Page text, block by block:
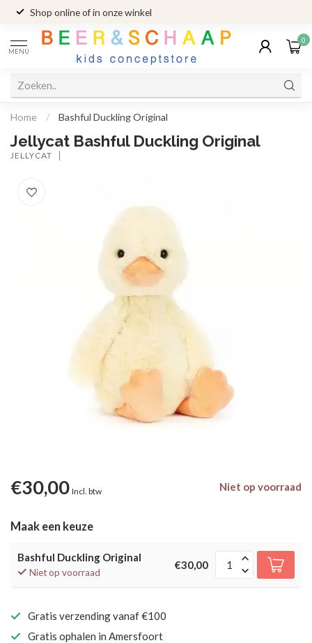
Shop online of in onze winkel
MENU
0
Home / Bashful Duckling Original
Jellycat Bashful Duckling Original
JELLYCAT
€30,00 Incl. btw Niet op voorraad
Maak een keuze
Bashful Duckling Original
Niet op voorraad
€30,00
Gratis verzending vanaf €100
Gratis ophalen in Amersfoort